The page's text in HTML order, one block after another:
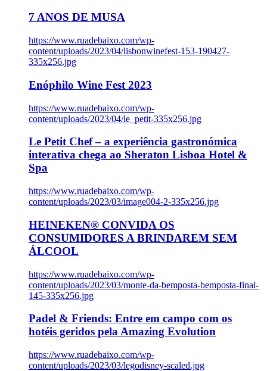
7 ANOS DE MUSA
https://www.ruadebaixo.com/wp-
content/uploads/2023/04/lisbonwinefest-153-190427-
335x256.jpg
Enóphilo Wine Fest 2023
https://www.ruadebaixo.com/wp-
content/uploads/2023/04/le_petit-335x256.jpg
Le Petit Chef – a experiência gastronómica
interativa chega ao Sheraton Lisboa Hotel &
Spa
https://www.ruadebaixo.com/wp-
content/uploads/2023/03/image004-2-335x256.jpg
HEINEKEN® CONVIDA OS
CONSUMIDORES A BRINDAREM SEM
ÁLCOOL
https://www.ruadebaixo.com/wp-
content/uploads/2023/03/monte-da-bemposta-bemposta-final-
145-335x256.jpg
Padel & Friends: Entre em campo com os
hotéis geridos pela Amazing Evolution
https://www.ruadebaixo.com/wp-
content/uploads/2023/03/legodisney-scaled.jpg